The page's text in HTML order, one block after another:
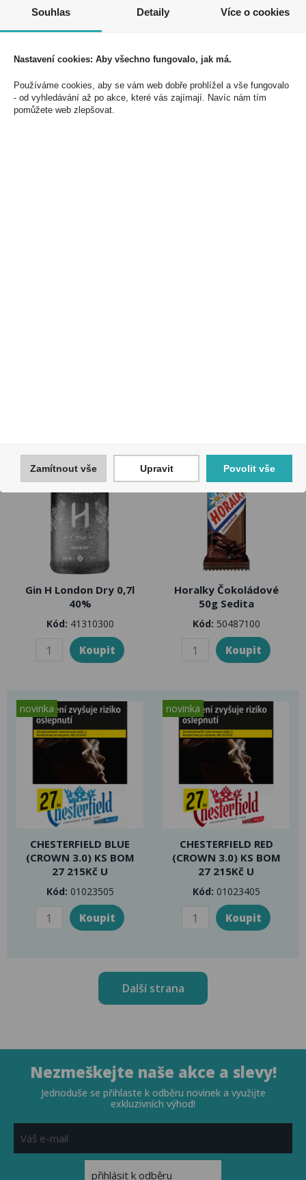
Davidoff ReShape
Black 175Kč U
Kód:02009632
Davidoff Reshape
White 175Kč U
novinka
Gin H London Dry 0,7l
40%
Kód: 41310300
novinka
akce
Horalky Čokoládové
50g Sedita
Kód: 50487100
novinka
CHESTERFIELD BLUE
(CROWN 3.0) KS BOM
27 215Kč U
Kód: 01023505
novinka
CHESTERFIELD RED
(CROWN 3.0) KS BOM
27 215Kč U
Kód: 01023405
Další strana
Nezmeškejte naše akce a slevy!
Jednoduše se přihlaste k odběru novinek a využijte
exkluzivních výhod!
Souhlas Detaily Více o cookies
Nastavení cookies: Aby všechno fungovalo, jak má.
Používáme cookies, aby se vám web dobře prohlížel a vše fungovalo
- od vyhledávání až po akce, které vás zajímají. Navíc nám tím
pomůžete web zlepšovat.
Zamítnout vše Upravit Povolit vše